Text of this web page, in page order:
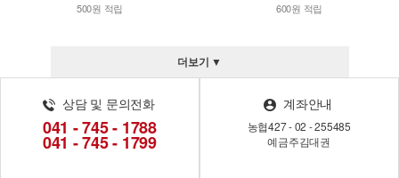
500원 적립 600원 적립
더보기 ▼
상담 및 문의전화
041 - 745 - 1788
041 - 745 - 1799
계좌안내
농협427 - 02 - 255485
예금주김대권